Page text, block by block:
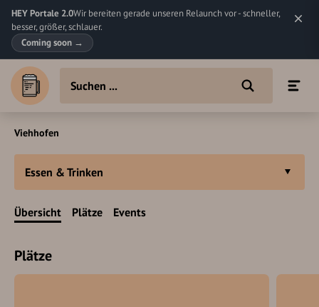
HEY Portale 2.0Wir bereiten gerade unseren Relaunch vor - schneller,
besser, größer, schlauer.
Coming soon →
Viehhofen
Essen & Trinken
Übersicht Plätze Events
Plätze